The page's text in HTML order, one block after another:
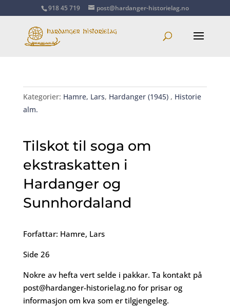
918 45 719 post@hardanger-historielag.no
Kategorier: Hamre, Lars, Hardanger (1945) , Historie
alm.
Tilskot til soga om
ekstraskatten i
Hardanger og
Sunnhordaland
Forfattar: Hamre, Lars
Side 26
Nokre av hefta vert selde i pakkar. Ta kontakt på
post@hardanger-historielag.nofor prisar og
informasjon om kva som er tilgjengeleg.